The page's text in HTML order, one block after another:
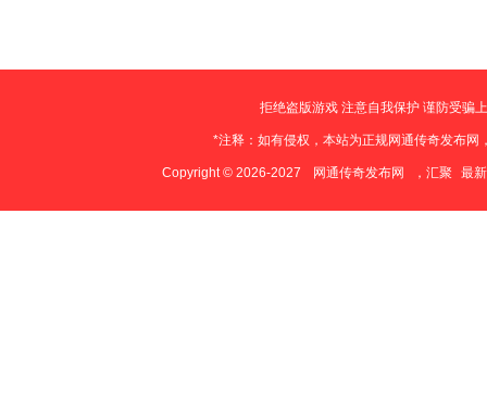
拒绝盗版游戏 注意自我保护 谨防受骗
*注释：如有侵权，本站为正规网通传奇发布
Copyright © 2026-2027 网通传奇发布网 ，汇聚 最